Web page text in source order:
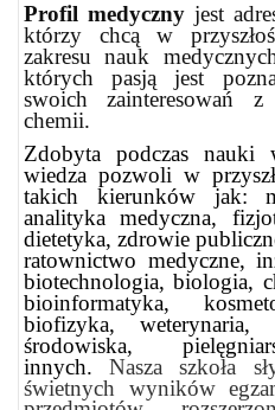
Profil medyczny jest
którzy chcą w
zakresu nauk
których pasją jest
swoich zainteresowań
chemii.
Zdobyta podczas nauki
wiedza pozwoli w
takich kierunków jak:
analityka medyczna,
dietetyka, zdrowie
ratownictwo medyczne,
biotechnologia, biologia,
bioinformatyka,
biofizyka, weterynaria,
środowiska,
innych.Nasza szkoła
świetnych wyników